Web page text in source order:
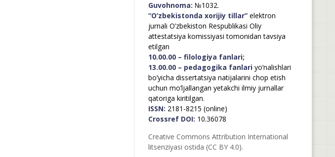
Guvohnoma: №1032.
“O’zbekistonda xorijiy tillar”elektron
jurnali O’zbekiston Respublikasi Oliy
attestatsiya komissiyasi tomonidan tavsiya
etilgan
10.00.00 – filologiya fanlari;
13.00.00 – pedagogika fanlariyo’nalishlari
bo’yicha dissertatsiya natijalarini chop etish
uchun mo’ljallangan yetakchi ilmiy jurnallar
qatoriga kiritilgan.
ISSN: 2181-8215 (online)
Crossref DOI: 10.36078
Creative Commons Attribution International
litsenziyasi ostida (CC BY 4.0).